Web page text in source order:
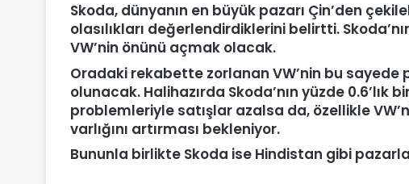
Skoda, dünyanın en büyük pazarı Çin’den
olasılıkları değerlendirdiklerini belirtti.
VW’nin önünü açmak olacak.
Oradaki rekabette zorlanan VW’nin bu sayede
olunacak. Halihazırda Skoda’nın yüzde 0.6’lık
problemleriyle satışlar azalsa da, özellikle
varlığını artırması bekleniyor.
Bununla birlikte Skoda ise Hindistan gibi